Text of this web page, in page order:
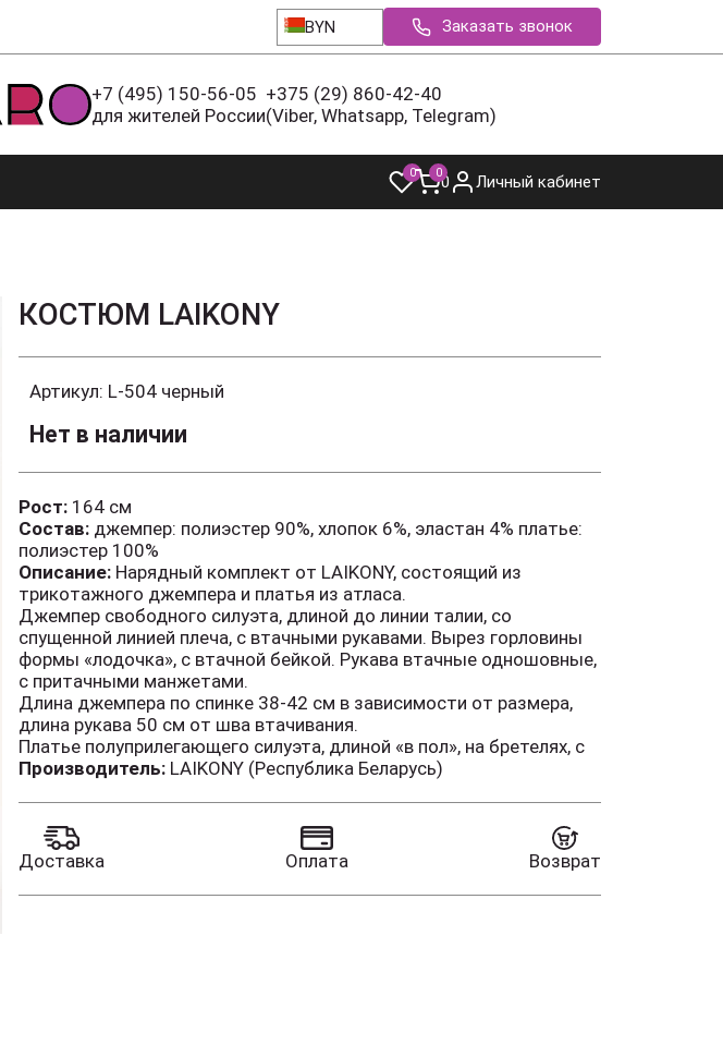
BYN Заказать звонок
+7 (495) 150-56-05
для жителей России
+375 (29) 860-42-40
(Viber, Whatsapp, Telegram)
0 00 Личный кабинет
КОСТЮМ LAIKONY
Артикул: L-504 черный
Нет в наличии
Рост: 164 см
Состав: джемпер: полиэстер 90%, хлопок 6%, эластан 4% платье:
полиэстер 100%
Описание: Нарядный комплект от LAIKONY, состоящий из
трикотажного джемпера и платья из атласа.
Джемпер свободного силуэта, длиной до линии талии, со
спущенной линией плеча, с втачными рукавами. Вырез горловины
формы «лодочка», с втачной бейкой. Рукава втачные одношовные,
с притачными манжетами.
Длина джемпера по спинке 38-42 см в зависимости от размера,
длина рукава 50 см от шва втачивания.
Платье полуприлегающего силуэта, длиной «в пол», на бретелях, с
«V-образным» вырезом горловины спинки и переда. Деталь
Длина изделия по спинке 118 см. Наш стильный комплект будет
актуален как на новогоднем корпоративе, так и на любом другом
торжественном мероприятии!
Производитель: LAIKONY (Республика Беларусь)
Доставка Оплата Возврат